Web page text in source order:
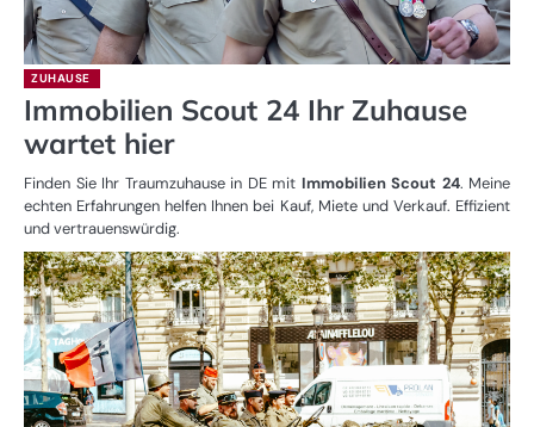
ZUHAUSE
Immobilien Scout 24 Ihr Zuhause
wartet hier
Finden Sie Ihr Traumzuhause in DE mit Immobilien Scout 24. Meine
echten Erfahrungen helfen Ihnen bei Kauf, Miete und Verkauf. Effizient
und vertrauenswürdig.